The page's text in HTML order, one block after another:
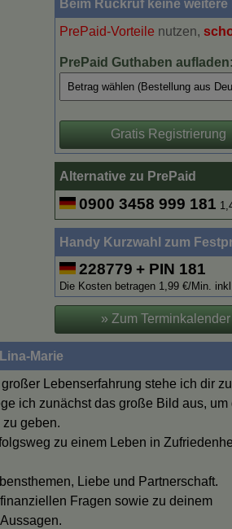
Beim Rückruf keine
PrePaid-Vorteile nutzen,
PrePaid Guthaben aufladen:
Gratis Registrierung
Alternative zu PrePaid
0900 3458 999 181
Handy Kurzwahl zum
228779 + PIN 181
Die Kosten betragen 1,99 €/Min.
» Zum Terminkalender
Marie
Lebenserfahrung stehe ich dir
ich zunächst das große Bild aus, um
geben.
zu einem Leben in
Liebe und Partnerschaft.
Fragen sowie zu deinem